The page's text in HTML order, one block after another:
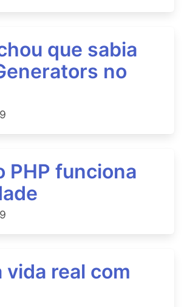
que sabia
no
PHP funciona
vida real com